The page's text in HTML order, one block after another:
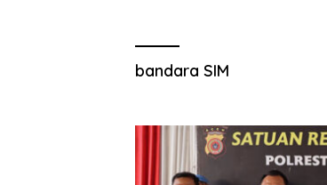
bandara SIM